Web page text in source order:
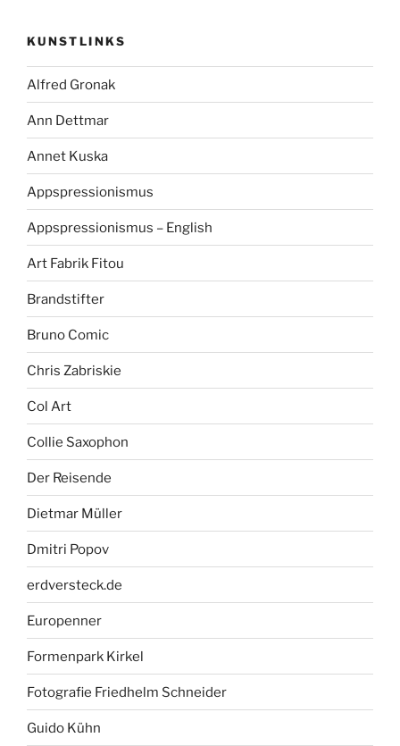
KUNSTLINKS
Alfred Gronak
Ann Dettmar
Annet Kuska
Appspressionismus
Appspressionismus – English
Art Fabrik Fitou
Brandstifter
Bruno Comic
Chris Zabriskie
Col Art
Collie Saxophon
Der Reisende
Dietmar Müller
Dmitri Popov
erdversteck.de
Europenner
Formenpark Kirkel
Fotografie Friedhelm Schneider
Guido Kühn